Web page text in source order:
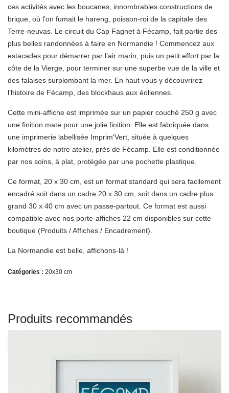
ces activités avec les boucanes, innombrables constructions de
brique, où l’on fumait le hareng, poisson-roi de la capitale des
Terre-neuvas. Le circuit du Cap Fagnet à Fécamp, fait partie des
plus belles randonnées à faire en Normandie ! Commencez aux
estacades pour démarrer par l’air marin, puis un petit effort par la
côte de la Vierge, pour terminer sur une superbe vue de la ville et
des falaises surplombant la mer. En haut vous y découvrirez
l’histoire de Fécamp, des blockhaus aux éoliennes.
Cette mini-affiche est imprimée sur un papier couché 250 g avec
une finition mate pour une jolie finition. Elle est fabriquée dans
une imprimerie labellisée Imprim'Vert, située à quelques
kilomètres de notre atelier, près de Fécamp. Elle est conditionnée
par nos soins, à plat, protégée par une pochette plastique.
Ce format, 20 x 30 cm, est un format standard qui sera facilement
encadré soit dans un cadre 20 x 30 cm, soit dans un cadre plus
grand 30 x 40 cm avec un passe-partout. Ce format est aussi
compatible avec nos porte-affiches 22 cm disponibles sur cette
boutique (Produits / Affiches / Encadrement).
La Normandie est belle, affichons-là !
Catégories : 20x30 cm
Produits recommandés